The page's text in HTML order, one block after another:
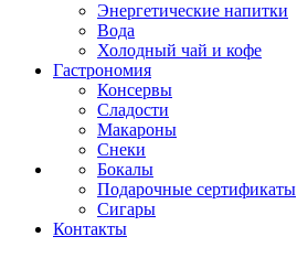
Энергетические напитки
Вода
Холодный чай и кофе
Гастрономия
Консервы
Сладости
Макароны
Снеки
Бокалы
Подарочные сертификаты
Сигары
Контакты